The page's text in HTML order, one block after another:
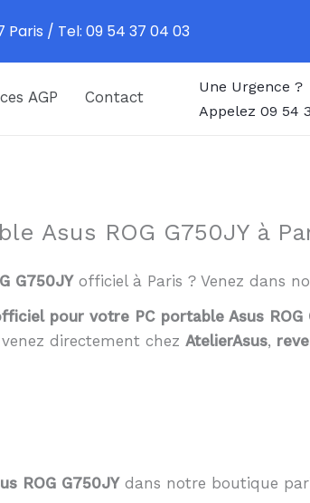
AGP Contact
Une Urgence ?
Appelez 09 54
Asus ROG G750JY à
G750JYofficiel à Paris ? Venez dans
pour votre PC portable Asus ROG
directement chezAtelierAsus,
ROG G750JYdans notre boutique
Paris / Tel: 09 54 37 04 03